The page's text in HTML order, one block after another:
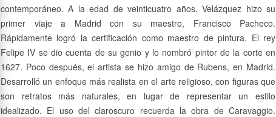
contemporáneo. A la edad de veinticuatro años, Velázquez hizo su
primer viaje a Madrid con su maestro, Francisco Pacheco.
Rápidamente logró la certificación como maestro de pintura. El rey
Felipe IV se dio cuenta de su genio y lo nombró pintor de la corte en
1627. Poco después, el artista se hizo amigo de Rubens, en Madrid.
Desarrolló un enfoque más realista en el arte religioso, con figuras que
son retratos más naturales, en lugar de representar un estilo
idealizado. El uso del claroscuro recuerda la obra de Caravaggio.